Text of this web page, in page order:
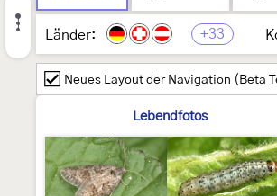
Länder: +33
Neues Layout der Navigation (Beta
Lebendfotos